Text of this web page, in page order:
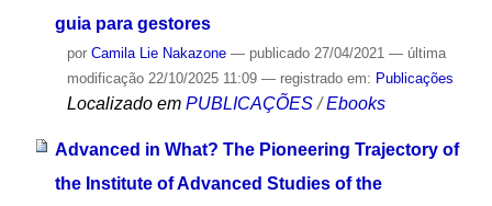
guia para gestores
por Camila Lie Nakazone — publicado27/04/2021 — última
modificação22/10/2025 11:09 — registrado em: Publicações
Localizado em PUBLICAÇÕES /Ebooks
Advanced in What? The Pioneering Trajectory of
the Institute of Advanced Studies of the